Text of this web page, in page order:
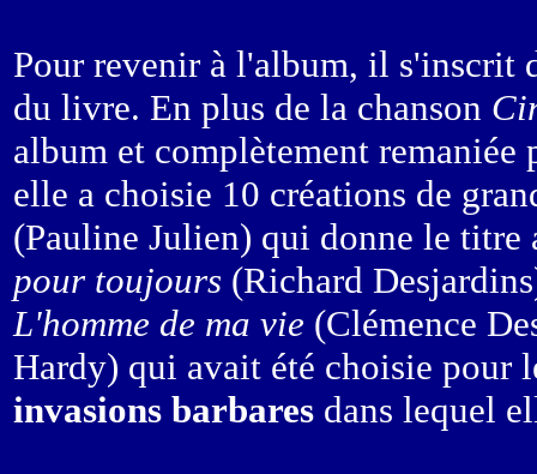
Pour revenir à l'album, il s'inscrit
du livre. En plus de la chanson
album et complètement
elle a choisie 10 créations de
(Pauline Julien) qui donne le titre
pour toujours (Richard
L'homme de ma vie (Clémence
Hardy) qui avait été choisie pour
invasions barbares dans lequel